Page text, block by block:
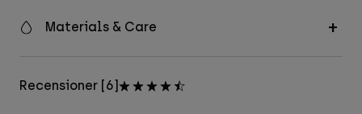
Materials & Care
Recensioner [6]